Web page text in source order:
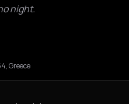
night.
Greece